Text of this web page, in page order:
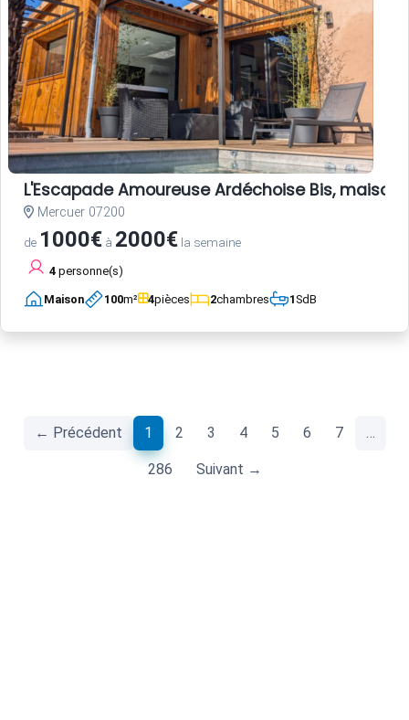
L'Escapade Amoureuse Ardéchoise Bis,
Mercuer 07200
de 1000€ à 2000€ la semaine
4 personne(s)
Maison 100m² 4pièces 2chambres 1SdB
← Précédent 1 (current)
2 3 4 5 6 7 …
286 Suivant →